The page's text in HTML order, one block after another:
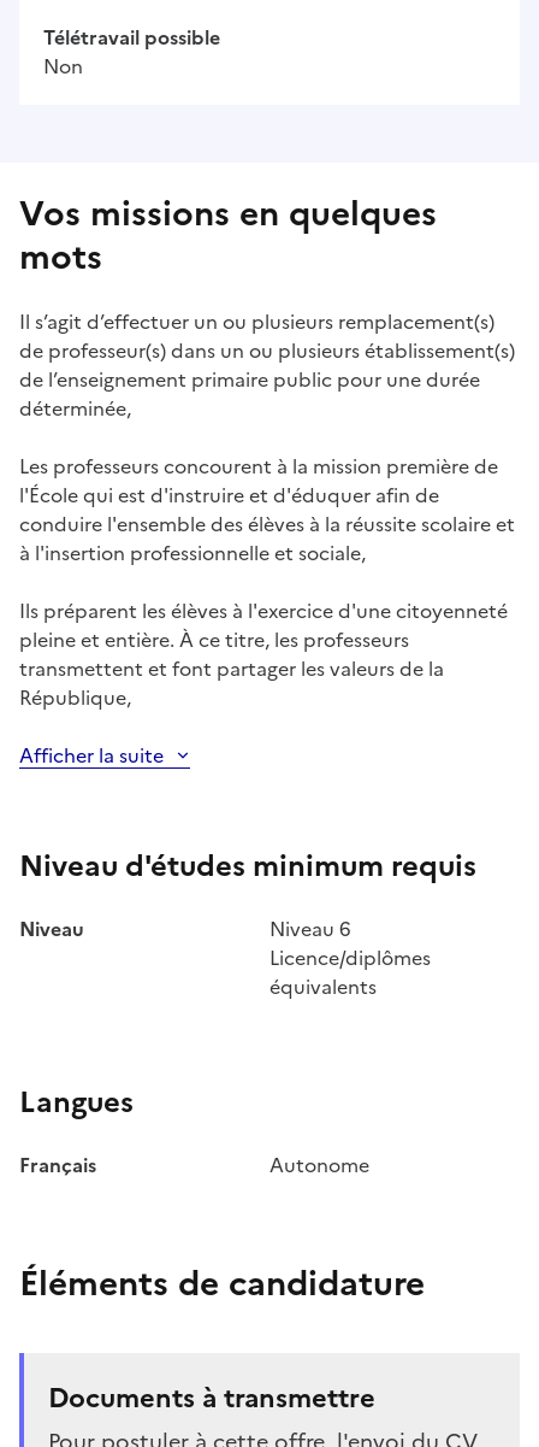
Télétravail possible
Non
Vos missions en quelques
mots
Il s’agit d’effectuer un ou plusieurs remplacement(s)
de professeur(s) dans un ou plusieurs établissement(s)
de l’enseignement primaire public pour une durée
déterminée,
Les professeurs concourent à la mission première de
l'École qui est d'instruire et d'éduquer afin de
conduire l'ensemble des élèves à la réussite scolaire et
à l'insertion professionnelle et sociale,
Ils préparent les élèves à l'exercice d'une citoyenneté
pleine et entière. À ce titre, les professeurs
transmettent et font partager les valeurs de la
République,
Afficher la suite
Niveau d'études minimum requis
Niveau
Niveau 6
Licence/diplômes
équivalents
Langues
Français Autonome
Éléments de candidature
Documents à transmettre